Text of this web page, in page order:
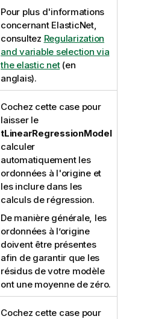
Pour plus d'informations
concernant ElasticNet,
consultez Regularization
and variable selection via
the elastic net(en
anglais).
Cochez cette case pour
laisser le
tLinearRegressionModel
calculer
automatiquement les
ordonnées à l'origine et
les inclure dans les
calculs de régression.
De manière générale, les
ordonnées à l’origine
doivent être présentes
afin de garantir que les
résidus de votre modèle
ont une moyenne de zéro.
Cochez cette case pour